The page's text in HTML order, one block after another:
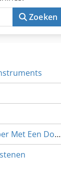
Zoeken
Vloer Stamper Met Een Doorsnee